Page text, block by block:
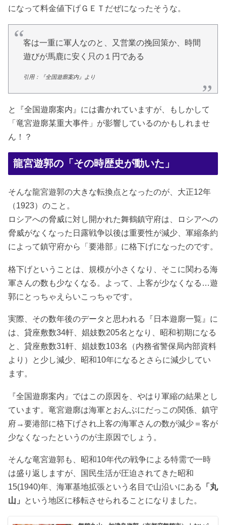
になって料金値下げＧＥＴだぜになったそうな。
客は一重に軍人なのと、又営業の挽回策か、時間
遊びが馬鹿に安く只の１円である
引用：『全国遊廓案内』より
と『全国遊廓案内』には書かれていますが、もしかして
「竜宮遊廓某重大事件」が影響しているのかもしれませ
ん！？
龍宮遊郭の「その時歴史が動いた」
そんな龍宮遊郭の大きな転換点となったのが、大正12年
（1923）のこと。
ロシアへの脅威に対し開かれた舞鶴鎮守府は、ロシアへの
脅威がなくなった日露戦争以後は重要性が減少、軍縮条約
によって鎮守府から「要港部」に格下げになったのです。
格下げということは、規模が小さくなり、そこに関わる海
軍さんの数も少なくなる。よって、上客が少なくなる…遊
郭にとっちゃえらいこっちゃです。
実際、その数年後のデータと思われる『日本遊廓一覧』に
は、貸座敷数34軒、娼妓数205名となり、昭和初期になる
と、貸座敷数31軒、娼妓数103名（内務省警保局内部資料
より）と少し減少、昭和10年になるとさらに減少してい
ます。
『全国遊廓案内』ではこの原因を、やはり軍縮の結果とし
ています。竜宮遊廓は海軍とおんぶにだっこの関係、鎮守
府→要港部に格下げされ上客の海軍さんの数が減少＝客が
少なくなったというのが主原因でしょう。
そんな竜宮遊郭も、昭和10年代の戦争による特需で一時
は盛り返しますが、国民生活が圧迫されてきた昭和
15(1940)年、海軍基地拡張という名目で山沿いにある
「丸
山」
という地区に移転させられることになりました。